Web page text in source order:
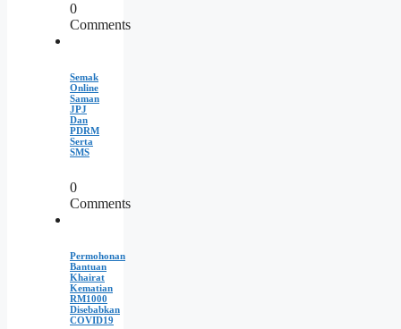
0
Comments
Semak
Online
Saman
JPJ
Dan
PDRM
Serta
SMS
0
Comments
Permohonan
Bantuan
Khairat
Kematian
RM1000
Disebabkan
COVID19